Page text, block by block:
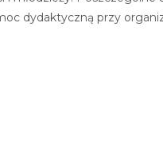
dydaktyczną przy